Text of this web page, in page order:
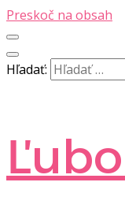
Preskoč na obsah
Hľadať: